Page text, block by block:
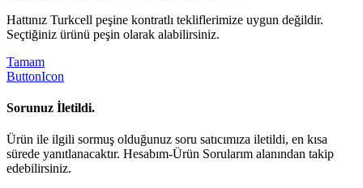
Hattınız Turkcell peşine kontratlı tekliflerimize uygun değildir.
Seçtiğiniz ürünü peşin olarak alabilirsiniz.
Tamam
ButtonIcon
Sorunuz İletildi.
Ürün ile ilgili sormuş olduğunuz soru satıcımıza iletildi, en kısa
sürede yanıtlanacaktır. Hesabım-Ürün Sorularım alanından takip
edebilirsiniz.